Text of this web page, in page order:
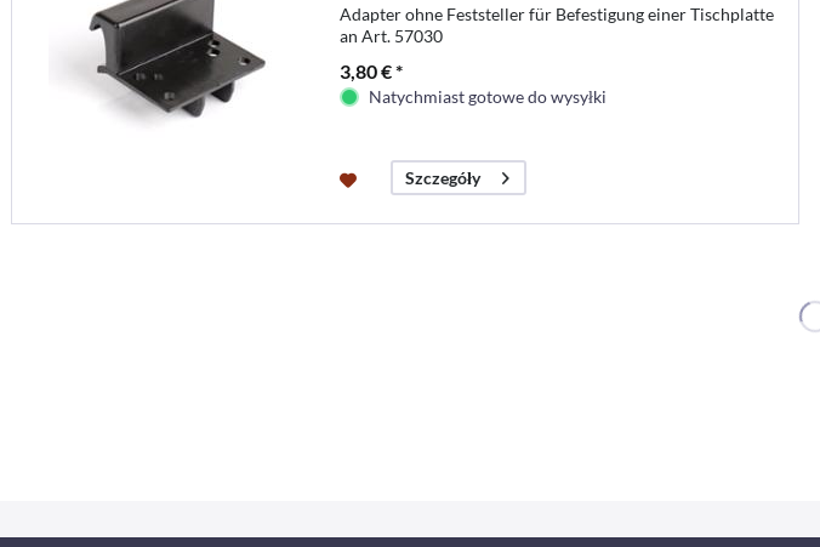
Adapter ohne Feststeller für Befestigung einer Tischplatte
an Art. 57030
3,80 € *
Natychmiast gotowe do wysyłki
Szczegóły